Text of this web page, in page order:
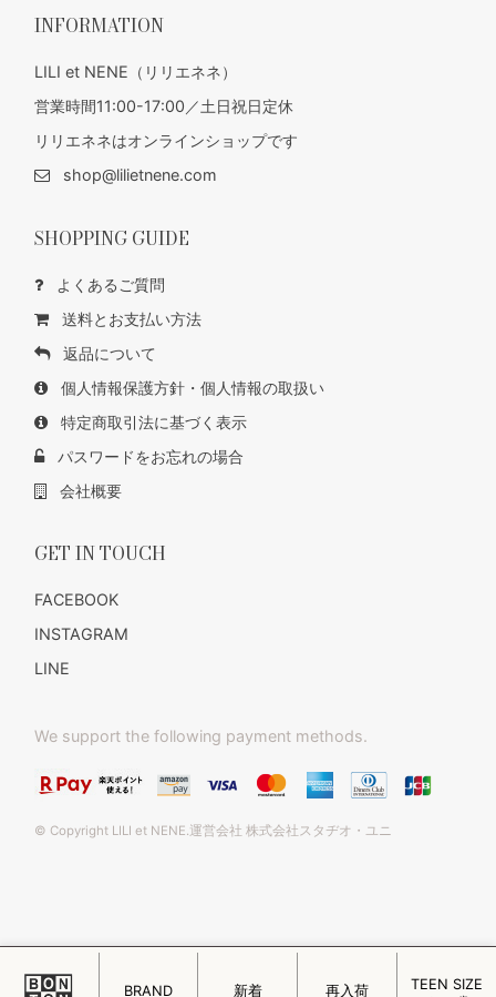
BRAND 新着 再入荷 TEEN SIZE
INFORMATION
LILI et NENE（リリエネネ）
営業時間11:00-17:00／土日祝日定休
リリエネネはオンラインショップです
shop@lilietnene.com
SHOPPING GUIDE
よくあるご質問
送料とお支払い方法
返品について
個人情報保護方針・個人情報の取扱い
特定商取引法に基づく表示
パスワードをお忘れの場合
会社概要
GET IN TOUCH
FACEBOOK
INSTAGRAM
LINE
We support the following payment methods.
© Copyright LILI et NENE.運営会社 株式会社スタヂオ・ユニ
このページをPC用に切り替え